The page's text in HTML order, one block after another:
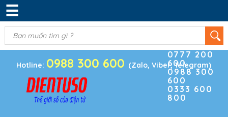
DANH MỤC SẢN PHẨM
KIM KHÍ
ĐIỆN TRỞ & TỤ ĐIỆN
BOARD PHÁT TRIỂN
MODULE CẢM BIẾN
LINH KIỆN KHÁC
☰
Hotline: 0988 300 600 (Zalo, Viber, Telegram)
Điện thoại
0777 200
600
0988 300
600
0333 600
800
(0)